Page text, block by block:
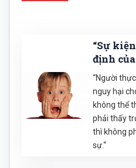
“Sự
định
“Người
nguy hại
không thể
phải thấy
thì không
sự.“